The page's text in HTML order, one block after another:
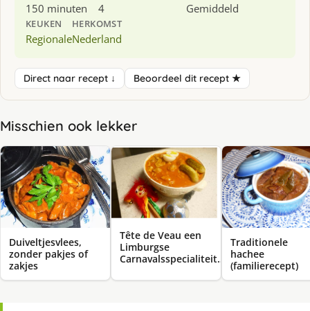
150 minuten 4 Gemiddeld
KEUKEN
Regionale
HERKOMST
Nederland
Direct naar recept ↓ Beoordeel dit recept ★
Misschien ook lekker
Duiveltjesvlees,
zonder pakjes of
zakjes
Tête de Veau een
Limburgse
Carnavalsspecialiteit….
Traditionele
hachee
(familierecept)